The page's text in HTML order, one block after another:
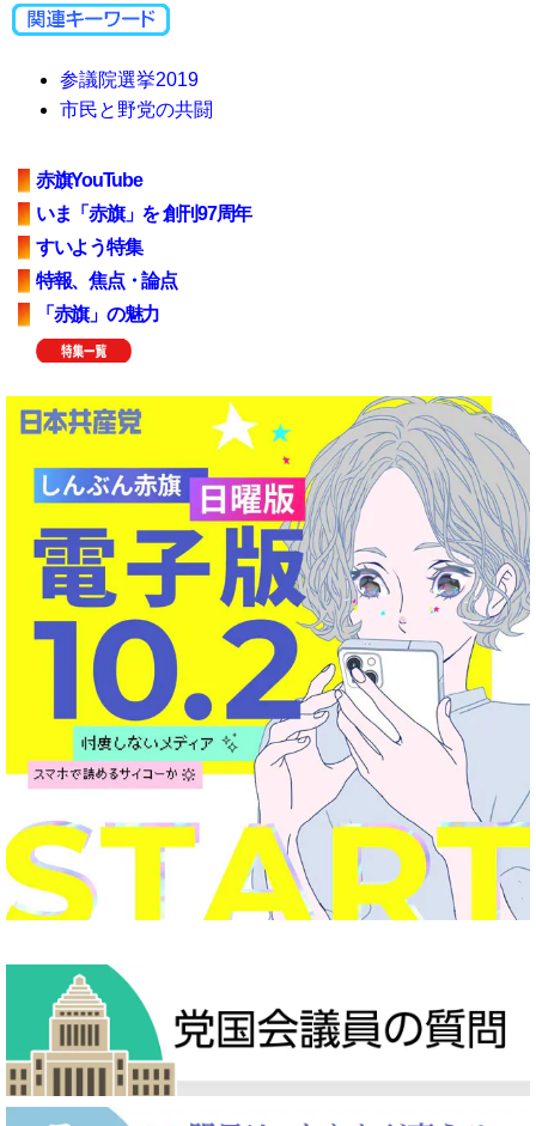
参議院選挙2019
市民と野党の共闘
赤旗YouTube
いま「赤旗」を 創刊97周年
すいよう特集
特報、焦点・論点
「赤旗」の魅力